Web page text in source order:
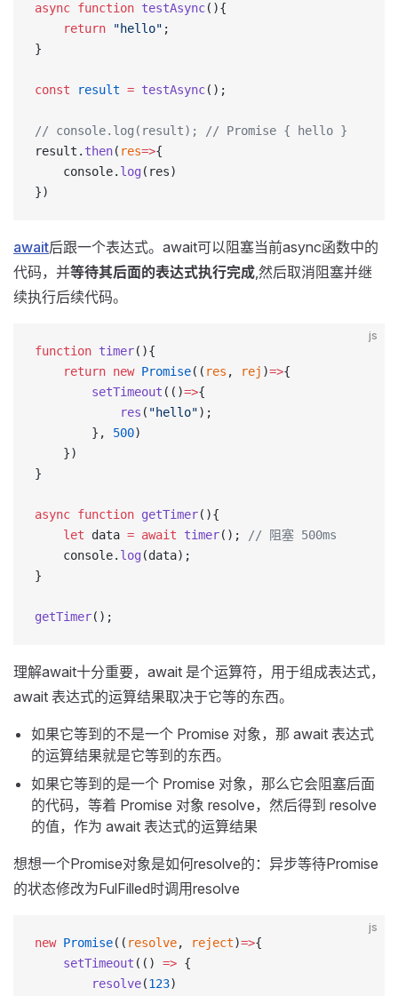
async function testAsync(){
	return
"hello" ;
}
const result = testAsync();
// console.log(result); // Promise { hello }
result. then( res=>{
	console.
log (res)
})
await后跟一个表达式。await可以阻塞当前async函数中的
代码，并等待其后面的表达式执行完成,然后取消阻塞并继
续执行后续代码。
js
function timer(){
	return
new Promise(( res , rej )=>{
		setTimeout
(()=>{
			res
( "hello");
		},
500)
	})
}
async function getTimer(){
	let
data = await timer();
// 阻塞 500ms
	console.
log (data);
}
getTimer();
理解await十分重要，await 是个运算符，用于组成表达式，
await 表达式的运算结果取决于它等的东西。
如果它等到的不是一个 Promise 对象，那 await 表达式
的运算结果就是它等到的东西。
如果它等到的是一个 Promise 对象，那么它会阻塞后面
的代码，等着 Promise 对象 resolve，然后得到 resolve
的值，作为 await 表达式的运算结果
想想一个Promise对象是如何resolve的：异步等待Promise
的状态修改为FulFilled时调用resolve
js
new Promise(( resolve, reject)=>{
    setTimeout
(() => {
        resolve
(123)